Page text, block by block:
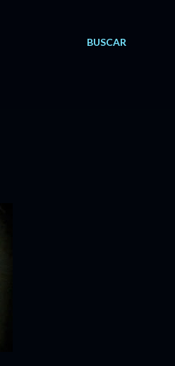
BUSCAR